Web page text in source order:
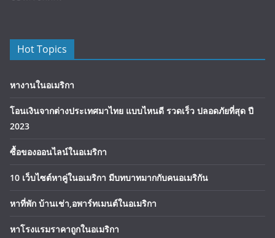
Hot Topics
หางานในอเมริกา
โอนเงินจากต่างประเทศมาไทย แบบไหนดี รวดเร็ว ปลอดภัยที่สุด ปี
2023
ซื้อของออนไลน์ในอเมริกา
10 เว็บไซต์หาคู่ในอเมริกา มีบทบาทมากกับคนอเมริกัน
หาที่พัก บ้านเช่า,อพาร์ทเมนต์ในอเมริกา
หาโรงแรมราคาถูกในอเมริกา